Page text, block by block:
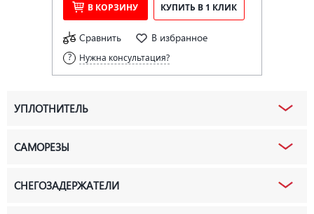
В КОРЗИНУ КУПИТЬ В 1 КЛИК
Сравнить В избранное
Нужна консультация?
УПЛОТНИТЕЛЬ
САМОРЕЗЫ
СНЕГОЗАДЕРЖАТЕЛИ